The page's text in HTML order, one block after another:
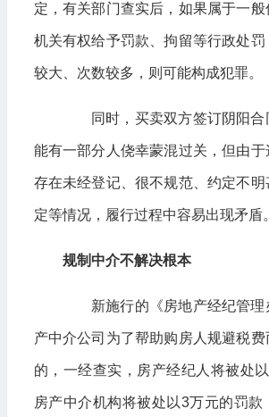
定，有关部门查实后，如果属于一
机关有权给予罚款、拘留等行政处
较大、次数较多，则可能构成犯罪。
同时，买卖双方签订阴阳合
能有一部分人侥幸蒙混过关，但由
存在未经登记、很不规范、约定不
定等情况，履行过程中容易出现矛盾。
规制中介不解决根本
新施行的《房地产经纪管理
产中介公司为了帮助购房人规避税费
的，一经查实，房产经纪人将被处
房产中介机构将被处以3万元的罚款